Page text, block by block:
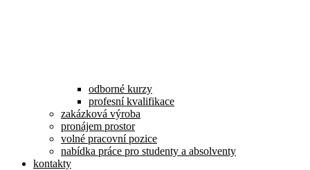
odborné kurzy
profesní kvalifikace
zakázková výroba
pronájem prostor
volné pracovní pozice
nabídka práce pro studenty a absolventy
kontakty